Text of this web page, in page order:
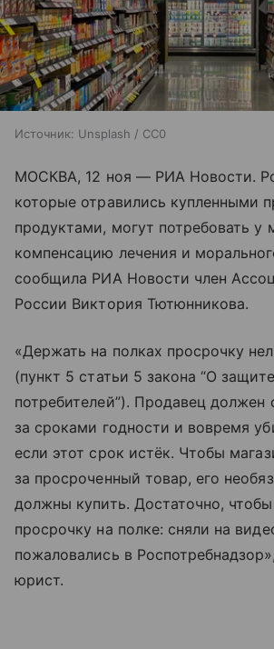
Источник: Unsplash / CC0
МОСКВА, 12 ноя — РИА Новости.
которые отравились купленными
продуктами, могут потребовать у
компенсацию лечения и
сообщила РИА Новости член
России Виктория Тютюнникова.
«Держать на полках просрочку
(пункт 5 статьи 5 закона “О
потребителей”). Продавец должен
за сроками годности и вовремя
если этот срок истёк. Чтобы
за просроченный товар, его
должны купить. Достаточно,
просрочку на полке: сняли на
пожаловались в
юрист.